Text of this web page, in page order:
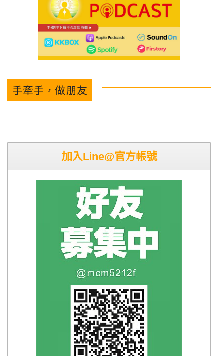
手牽手，做朋友
加入Line@官方帳號